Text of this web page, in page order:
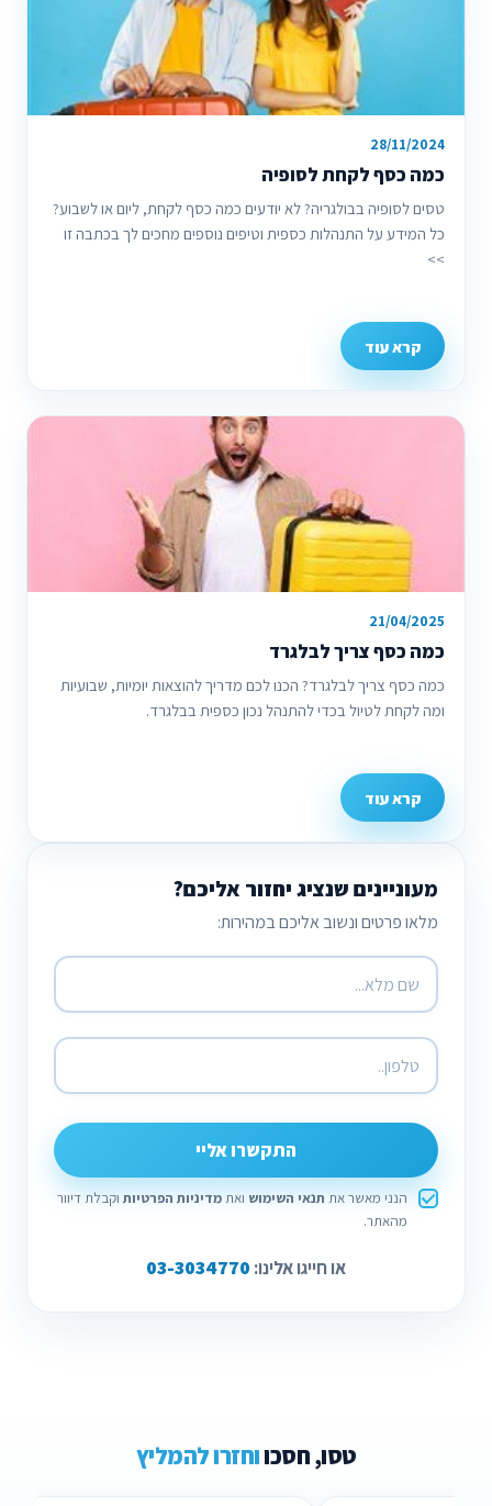
28/11/2024
כמה כסף לקחת לסופיה
טסים לסופיה בבולגריה? לא יודעים כמה כסף לקחת, ליום או לשבוע?
כל המידע על התנהלות כספית וטיפים נוספים מחכים לך בכתבה זו
>>
קרא עוד
21/04/2025
כמה כסף צריך לבלגרד
כמה כסף צריך לבלגרד? הכנו לכם מדריך להוצאות יומיות, שבועיות
ומה לקחת לטיול בכדי להתנהל נכון כספית בבלגרד.
קרא עוד
מעוניינים שנציג יחזור אליכם?
מלאו פרטים ונשוב אליכם במהירות:
התקשרו אליי
הנני מאשר את תנאי השימוש ואתמדיניות הפרטיות וקבלת דיוור
מהאתר.
או חייגו אלינו: 03-3034770
טסו, חסכווחזרו להמליץ